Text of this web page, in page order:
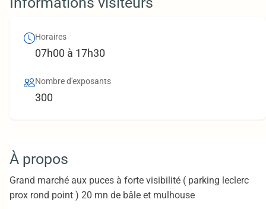
Horaires
07h00 à 17h30
Nombre d'exposants
300
À propos
Grand marché aux puces à forte visibilité ( parking leclerc
prox rond point ) 20 mn de bâle et mulhouse